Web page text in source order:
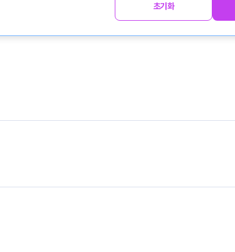
초기화